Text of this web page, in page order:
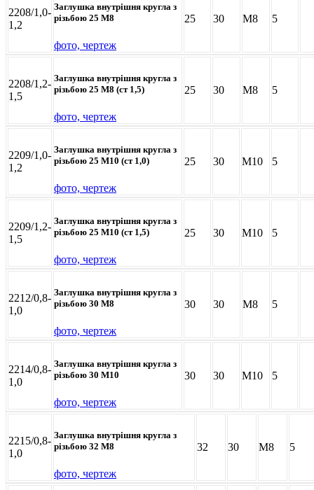
2208/1,0-
1,2
Заглушка внутрішня кругла з
різьбою 25 М8
фото, чертеж
25 30 M8 5
2208/1,2-
1,5
Заглушка внутрішня кругла з
різьбою 25 М8 (ст 1,5)
фото, чертеж
25 30 M8 5
2209/1,0-
1,2
Заглушка внутрішня кругла з
різьбою 25 М10 (ст 1,0)
фото, чертеж
25 30 M10 5
2209/1,2-
1,5
Заглушка внутрішня кругла з
різьбою 25 М10 (ст 1,5)
фото, чертеж
25 30 M10 5
2212/0,8-
1,0
Заглушка внутрішня кругла з
різьбою 30 М8
фото, чертеж
30 30 M8 5
2214/0,8-
1,0
Заглушка внутрішня кругла з
різьбою 30 М10
фото, чертеж
30 30 M10 5
2215/0,8-
1,0
Заглушка внутрішня кругла з
різьбою 32 М8
фото, чертеж
32 30 M8 5